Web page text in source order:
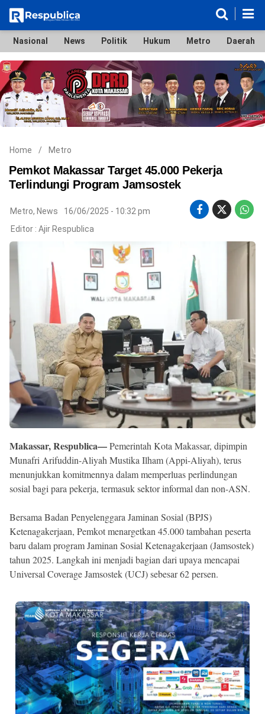
Nasional
News
Politik
Hukum
Metro
Daerah
Ekonomi & Bisnis
Lifestyle
Otomotif
Bola & Sport
Edukasi
Tokoh
Hiburan
©
Copyright
2026
Respublica
.
Nasional News Politik Hukum Metro Daerah
Home / Metro
Pemkot Makassar Target 45.000 Pekerja
Terlindungi Program Jamsostek
Metro, News
16/06/2025 - 10:32 pm
Editor : Ajir Respublica
Makassar, Respublica—Pemerintah Kota Makassar, dipimpin
Munafri Arifuddin-Aliyah Mustika Ilham (Appi-Aliyah), terus
menunjukkan komitmennya dalam memperluas perlindungan
sosial bagi para pekerja, termasuk sektor informal dan non-ASN.
Bersama Badan Penyelenggara Jaminan Sosial (BPJS)
Ketenagakerjaan, Pemkot menargetkan 45.000 tambahan peserta
baru dalam program Jaminan Sosial Ketenagakerjaan (Jamsostek)
tahun 2025. Langkah ini menjadi bagian dari upaya mencapai
Universal Coverage Jamsostek (UCJ) sebesar 62 persen.